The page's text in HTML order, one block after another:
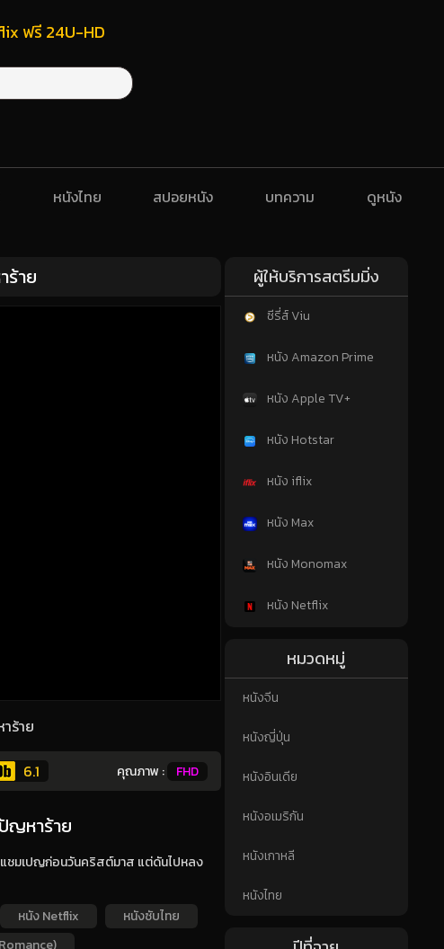
ฟรี 24U-HD
หนังไทย สปอยหนัง บทความ ดูหนัง
ร้าย
ร้าย
6.1 คุณภาพ : FHD
ญหาร้าย
ชมเปญก่อนวันคริสต์มาส แต่ดันไปหลง
หนัง Netflix
หนังซับไทย
ผู้ให้บริการสตรีมมิ่ง
ซีรี่ส์ Viu
หนัง Amazon Prime
หนัง Apple TV+
หนัง Hotstar
หนัง iflix
หนัง Max
หนัง Monomax
หนัง Netflix
หมวดหมู่
หนังจีน
หนังญี่ปุ่น
หนังอินเดีย
หนังอเมริกัน
หนังเกาหลี
หนังไทย